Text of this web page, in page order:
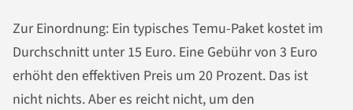
Zur Einordnung: Ein typisches Temu-Paket kostet im
Durchschnitt unter 15 Euro. Eine Gebühr von 3 Euro
erhöht den effektiven Preis um 20 Prozent. Das ist
nicht nichts. Aber es reicht nicht, um den